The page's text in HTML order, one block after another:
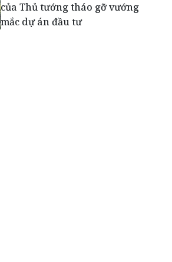
của Thủ tướng tháo gỡ vướng
mắc dự án đầu tư